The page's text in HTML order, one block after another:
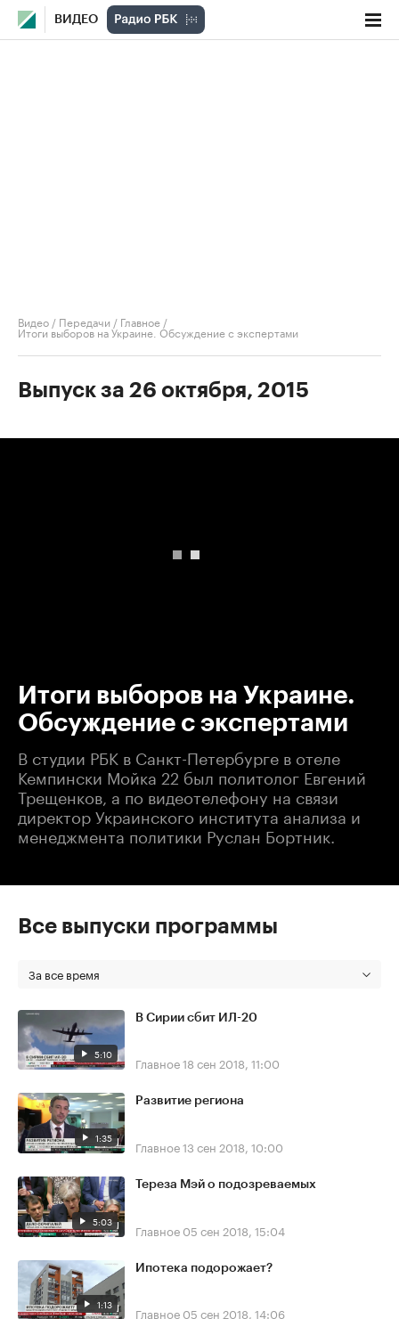
ВИДЕО
Видео / Передачи / Главное /
Итоги выборов на Украине. Обсуждение с экспертами
Выпуск за 26 октября, 2015
Итоги выборов на Украине.
Обсуждение с экспертами
В студии РБК в Санкт-Петербурге в отеле
Кемпински Мойка 22 был политолог Евгений
Трещенков, а по видеотелефону на связи
директор Украинского института анализа и
менеджмента политики Руслан Бортник.
Все выпуски программы
За все время
5:10
В Сирии сбит ИЛ-20
Главное18 сен 2018, 11:00
1:35
Развитие региона
Главное13 сен 2018, 10:00
5:03
Тереза Мэй о подозреваемых
Главное 05 сен 2018, 15:04
1:13
Ипотека подорожает?
Главное 05 сен 2018, 14:06